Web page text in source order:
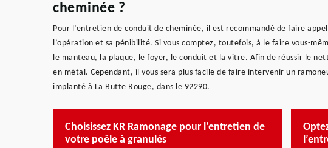
cheminée ?
Pour l’entretien de conduit de cheminée, il est recommandé de faire
l’opération et sa pénibilité. Si vous comptez, toutefois, à le faire vous-
le manteau, la plaque, le foyer, le conduit et la vitre. Afin de réussir le
en métal. Cependant, il vous sera plus facile de faire intervenir un
implanté à La Butte Rouge, dans le 92290.
Choisissez KR Ramonage pour l’entretien de
votre poêle à granulés